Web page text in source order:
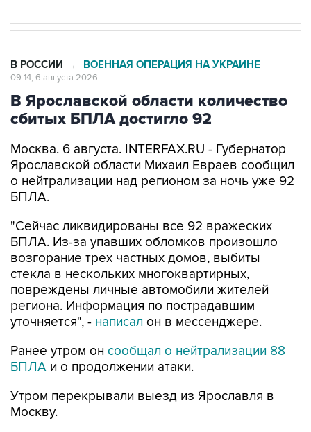
В РОССИИ → ВОЕННАЯ ОПЕРАЦИЯ НА УКРАИНЕ
09:14, 6 августа 2026
В Ярославской области количество
сбитых БПЛА достигло 92
Москва. 6 августа. INTERFAX.RU - Губернатор
Ярославской области Михаил Евраев сообщил
о нейтрализации над регионом за ночь уже 92
БПЛА.
"Сейчас ликвидированы все 92 вражеских
БПЛА. Из-за упавших обломков произошло
возгорание трех частных домов, выбиты
стекла в нескольких многоквартирных,
повреждены личные автомобили жителей
региона. Информация по пострадавшим
уточняется", - написал он в мессенджере.
Ранее утром он сообщал о нейтрализации 88
БПЛА и о продолжении атаки.
Утром перекрывали выезд из Ярославля в
Москву.